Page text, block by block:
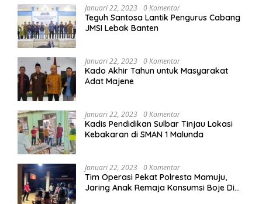
Januari 22, 2023 0 Komentar
Teguh Santosa Lantik Pengurus Cabang
JMSI Lebak Banten
Januari 22, 2023 0 Komentar
Kado Akhir Tahun untuk Masyarakat
Adat Majene
Januari 22, 2023 0 Komentar
Kadis Pendidikan Sulbar Tinjau Lokasi
Kebakaran di SMAN 1 Malunda
Januari 22, 2023 0 Komentar
Tim Operasi Pekat Polresta Mamuju,
Jaring Anak Remaja Konsumsi Boje Di